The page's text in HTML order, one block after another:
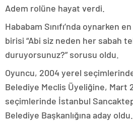
Adem rolüne hayat verdi.
Hababam Sınıfı’nda oynarken
birisi “Abi siz neden her sabah
duruyorsunuz?” sorusu oldu.
Oyuncu, 2004 yerel
Belediye Meclis Üyeliğine, Mart
seçimlerinde İstanbul
Belediye Başkanlığına aday oldu.